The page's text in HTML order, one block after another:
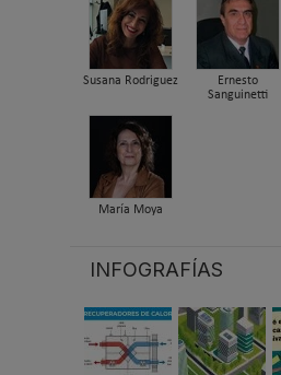
Susana Rodriguez
Ernesto
Sanguinetti
María Moya
INFOGRAFÍAS